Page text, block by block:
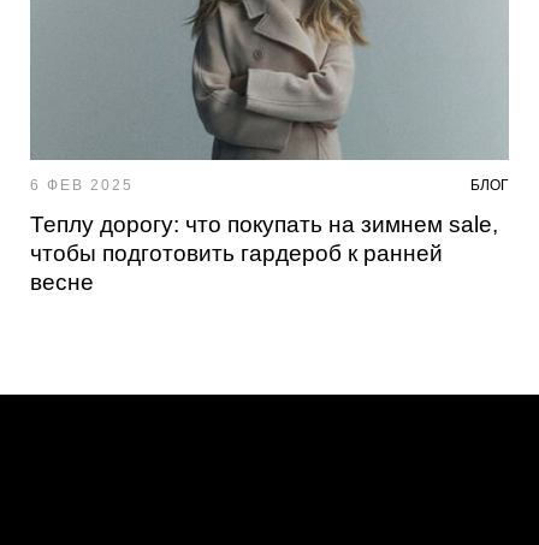
6 ФЕВ 2025 БЛОГ
Теплу дорогу: что покупать на зимнем sale,
чтобы подготовить гардероб к ранней
весне